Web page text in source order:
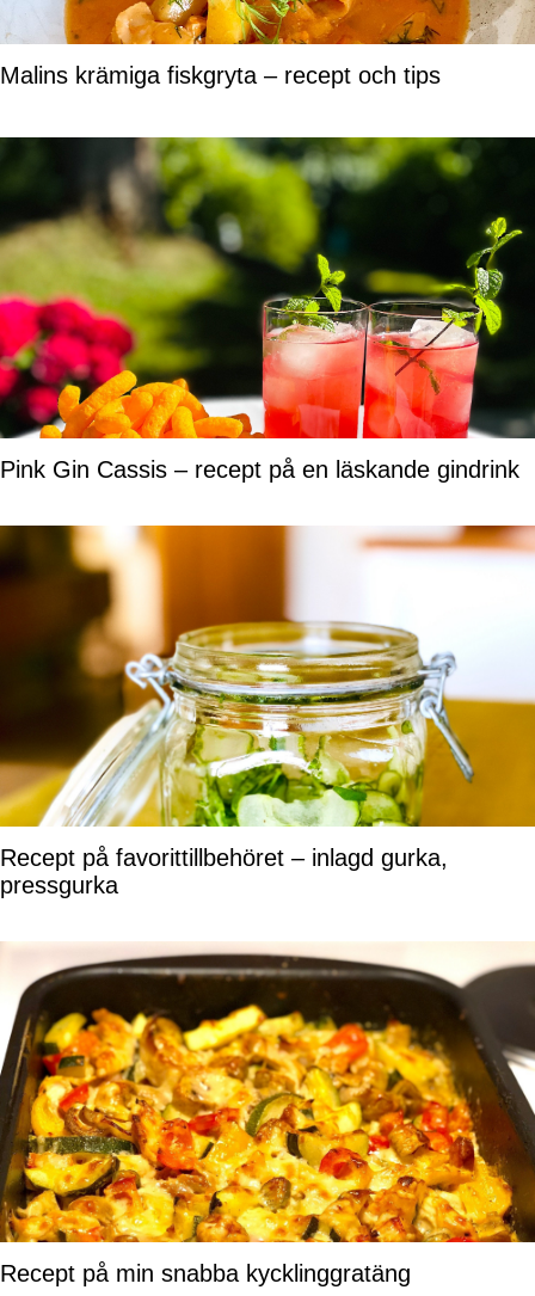
Malins krämiga fiskgryta – recept och tips
Pink Gin Cassis – recept på en läskande gindrink
Recept på favorittillbehöret – inlagd gurka,
pressgurka
Recept på min snabba kycklinggratäng